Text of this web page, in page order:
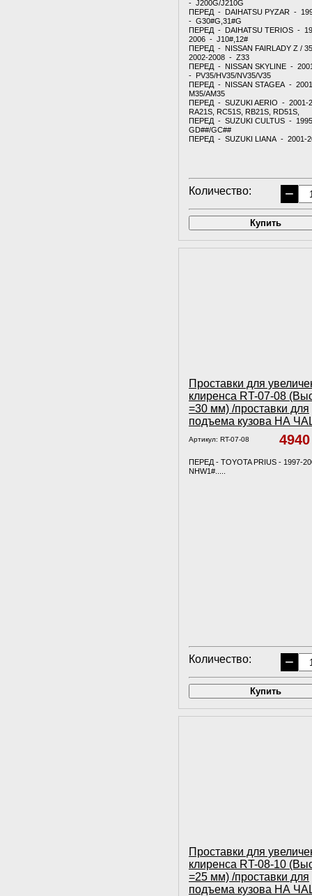
- J200G/J210G
ПЕРЕД - DAIHATSU PYZAR -
- G30#G,31#G
ПЕРЕД - DAIHATSU TERIOS -
2006 - J10#,12#
ПЕРЕД - NISSAN FAIRLADY Z /
2002-2008 - Z33
ПЕРЕД - NISSAN SKYLINE -
- PV35/HV35/NV35/V35
ПЕРЕД - NISSAN STAGEA -
M35/AM35
ПЕРЕД - SUZUKI AERIO - 2001-
RA21S, RC51S, RB21S, RD51S,
ПЕРЕД - SUZUKI CULTUS -
GD##/GC##
ПЕРЕД - SUZUKI LIANA - 2001-
Количество: −
Купить
Проставки для
клиренса RT-07-08
=30 мм) /проставки для
подъема кузова НА
Артикул: RT-07-08
ПЕРЕД - TOYOTA PRIUS - 1997-
NHW1#.....
Количество: −
Купить
Проставки для
клиренса RT-08-10
=25 мм) /проставки для
подъема кузова НА